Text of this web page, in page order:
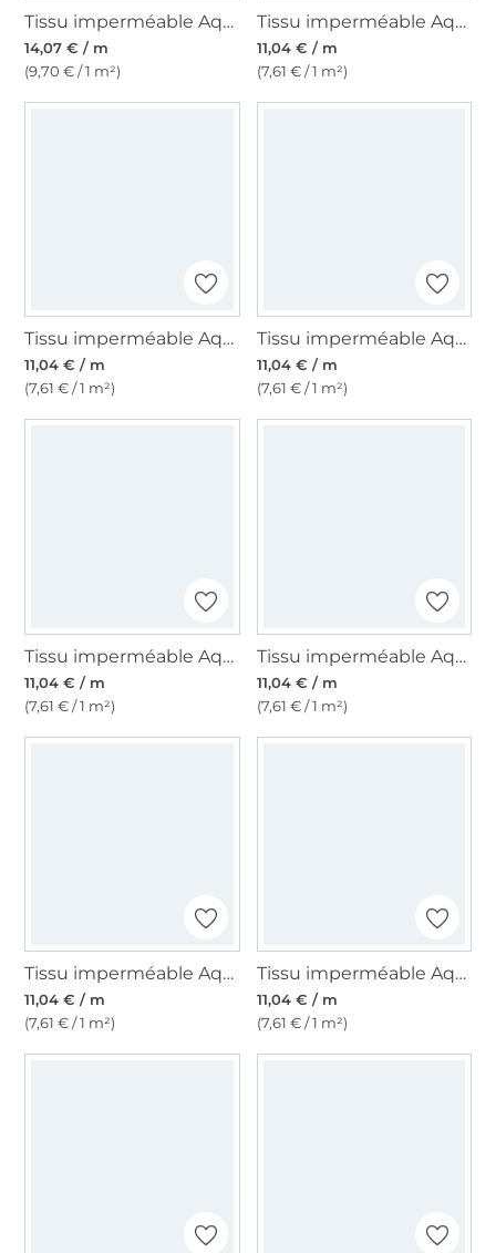
Tissu imperméable Aqua Protect Dinosaures, vert foncé profond
14,07 € / m
(9,70 € / 1 m²)
Tissu imperméable Aqua Protect, kaki
11,04 € / m
(7,61 € / 1 m²)
Tissu imperméable Aqua Protect, vieux rose millennial
11,04 € / m
(7,61 € / 1 m²)
Tissu imperméable Aqua Protect, bleu marine
11,04 € / m
(7,61 € / 1 m²)
Tissu imperméable Aqua Protect, bleu-gris
11,04 € / m
(7,61 € / 1 m²)
Tissu imperméable Aqua Protect, noir
11,04 € / m
(7,61 € / 1 m²)
Tissu imperméable Aqua Protect, beige foncé
11,04 € / m
(7,61 € / 1 m²)
Tissu imperméable Aqua Protect, lavande
11,04 € / m
(7,61 € / 1 m²)